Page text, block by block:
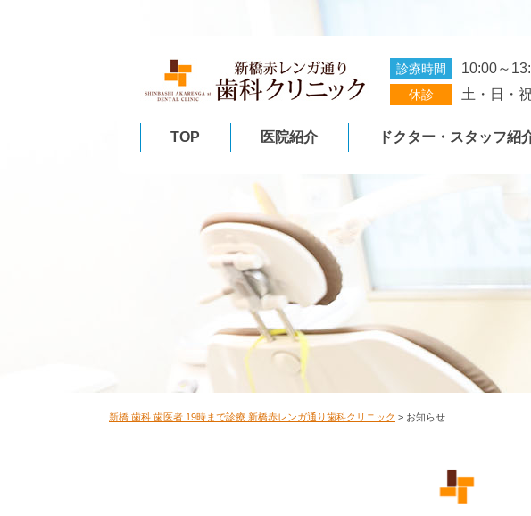
診療時間 10:00～
休診 土・日・
TOP 医院紹介 ドクター・スタッフ紹
新橋 歯科 歯医者 19時まで診療 新橋赤レンガ通り歯科クリニック > お知らせ